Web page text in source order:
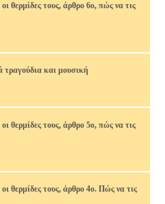
θερμίδες τους, άρθρο 6ο, πώς να τις
και μουσική
θερμίδες τους, άρθρο 5ο, πώς να τις
θερμίδες τους, άρθρο 4ο. Πώς να τις